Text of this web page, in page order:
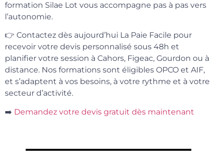
formation Silae Lot vous accompagne pas à pas vers
l’autonomie.
👉 Contactez dès aujourd’hui La Paie Facile pour
recevoir votre devis personnalisé sous 48h et
planifier votre session à Cahors, Figeac, Gourdon ou à
distance. Nos formations sont éligibles OPCO et AIF,
et s’adaptent à vos besoins, à votre rythme et à votre
secteur d’activité.
➡️ Demandez votre devis gratuit dès maintenant